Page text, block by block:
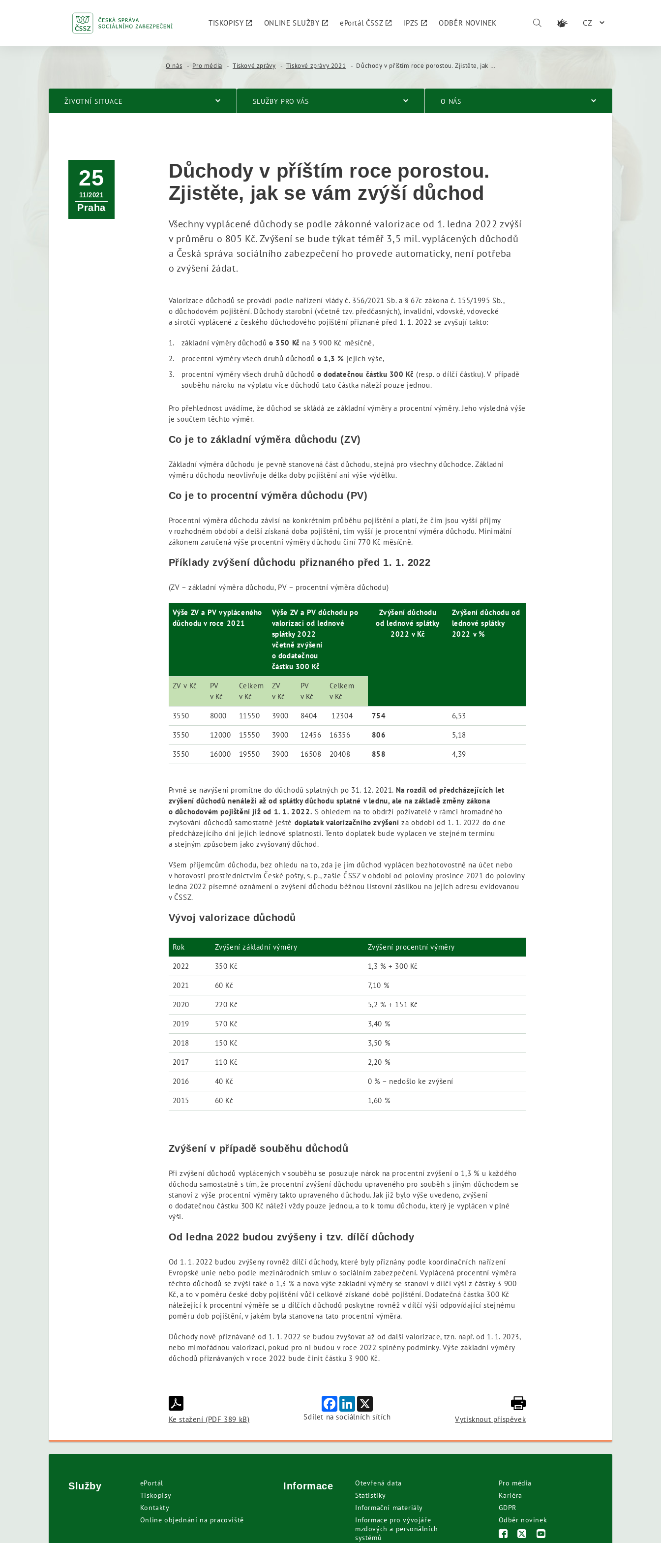
TISKOPISY ONLINE SLUŽBY ePortál ČSSZ IPZS ODBĚR NOVINEK CZ
O nás Pro média Tiskové zprávy Tiskové zprávy 2021 Důchody v příštím roce porostou. Zjistěte, jak se vám zvýší důchod
ŽIVOTNÍ SITUACE SLUŽBY PRO VÁS O NÁS
25
11/2021
Praha
Důchody v příštím roce porostou.
Zjistěte, jak se vám zvýší důchod
Všechny vyplácené důchody se podle zákonné valorizace od 1. ledna 2022 zvýší
v průměru o 805 Kč. Zvýšení se bude týkat téměř 3,5 mil. vyplácených důchodů
a Česká správa sociálního zabezpečení ho provede automaticky, není potřeba
o zvýšení žádat.
Valorizace důchodů se provádí podle nařízení vlády č. 356/2021 Sb. a § 67c zákona č. 155/1995 Sb.,
o důchodovém pojištění. Důchody starobní (včetně tzv. předčasných), invalidní, vdovské, vdovecké
a sirotčí vyplácené z českého důchodového pojištění přiznané před 1. 1. 2022 se zvyšují takto:
základní výměry důchodůo 350 Kč na 3 900 Kč měsíčně,
procentní výměry všech druhů důchodů o 1,3 % jejich výše,
procentní výměry všech druhů důchodů o dodatečnou částku 300 Kč (resp. o dílčí částku). V případě
souběhu nároku na výplatu více důchodů tato částka náleží pouze jednou.
Pro přehlednost uvádíme, že důchod se skládá ze základní výměry a procentní výměry. Jeho výsledná výše
je součtem těchto výměr.
Co je to základní výměra důchodu (ZV)
Základní výměra důchodu je pevně stanovená část důchodu, stejná pro všechny důchodce. Základní
výměru důchodu neovlivňuje délka doby pojištění ani výše výdělku.
Co je to procentní výměra důchodu (PV)
Procentní výměra důchodu závisí na konkrétním průběhu pojištění a platí, že čím jsou vyšší příjmy
v rozhodném období a delší získaná doba pojištění, tím vyšší je procentní výměra důchodu. Minimální
zákonem zaručená výše procentní výměry důchodu činí 770 Kč měsíčně.
Příklady zvýšení důchodu přiznaného před 1. 1. 2022
(ZV – základní výměra důchodu, PV – procentní výměra důchodu)
Výše ZV a PV vypláceného
důchodu v roce 2021
Výše ZV a PV důchodu po
valorizaci od lednové
splátky 2022
včetně zvýšení
o dodatečnou
částku 300 Kč
Zvýšení důchodu
od lednové splátky
2022 v Kč
Zvýšení důchodu od
lednové splátky
2022 v %
ZV v Kč
PV
v Kč
Celkem
v Kč
ZV
v Kč
PV
v Kč
Celkem
v Kč
3550 8000 11550 3900 8404 12304 754 6,53
3550 12000 15550 3900 12456 16356 806 5,18
3550 16000 19550 3900 16508 20408 858 4,39
Prvně se navýšení promítne do důchodů splatných po 31. 12. 2021. Na rozdíl od předcházejících let
zvýšení důchodů nenáleží až od splátky důchodu splatné v lednu, ale na základě změny zákona
o důchodovém pojištění již od 1. 1. 2022. S ohledem na to obdrží poživatelé v rámci hromadného
zvyšování důchodů samostatně ještě doplatek valorizačního zvýšení za období od 1. 1. 2022 do dne
předcházejícího dni jejich lednové splatnosti. Tento doplatek bude vyplacen ve stejném termínu
a stejným způsobem jako zvyšovaný důchod.
Všem příjemcům důchodu, bez ohledu na to, zda je jim důchod vyplácen bezhotovostně na účet nebo
v hotovosti prostřednictvím České pošty, s. p., zašle ČSSZ v období od poloviny prosince 2021 do poloviny
ledna 2022 písemné oznámení o zvýšení důchodu běžnou listovní zásilkou na jejich adresu evidovanou
v ČSSZ.
Vývoj valorizace důchodů
Rok Zvýšení základní výměry Zvýšení procentní výměry
2022 350 Kč 1,3 % + 300 Kč
2021 60 Kč 7,10 %
2020 220 Kč 5,2 % + 151 Kč
2019 570 Kč 3,40 %
2018 150 Kč 3,50 %
2017 110 Kč 2,20 %
2016 40 Kč 0 % – nedošlo ke zvýšení
2015 60 Kč 1,60 %
Zvýšení v případě souběhu důchodů
Při zvýšení důchodů vyplácených v souběhu se posuzuje nárok na procentní zvýšení o 1,3 % u každého
důchodu samostatně s tím, že procentní zvýšení důchodu upraveného pro souběh s jiným důchodem se
stanoví z výše procentní výměry takto upraveného důchodu. Jak již bylo výše uvedeno, zvýšení
o dodatečnou částku 300 Kč náleží vždy pouze jednou, a to k tomu důchodu, který je vyplácen v plné
výši.
Od ledna 2022 budou zvýšeny i tzv. dílčí důchody
Od 1. 1. 2022 budou zvýšeny rovněž dílčí důchody, které byly přiznány podle koordinačních nařízení
Evropské unie nebo podle mezinárodních smluv o sociálním zabezpečení. Vyplácená procentní výměra
těchto důchodů se zvýší také o 1,3 % a nová výše základní výměry se stanoví v dílčí výši z částky 3 900
Kč, a to v poměru české doby pojištění vůči celkově získané době pojištění. Dodatečná částka 300 Kč
náležející k procentní výměře se u dílčích důchodů poskytne rovněž v dílčí výši odpovídající stejnému
poměru dob pojištění, v jakém byla stanovena tato procentní výměra.
Důchody nově přiznávané od 1. 1. 2022 se budou zvyšovat až od další valorizace, tzn. např. od 1. 1. 2023,
nebo mimořádnou valorizací, pokud pro ni budou v roce 2022 splněny podmínky. Výše základní výměry
důchodů přiznávaných v roce 2022 bude činit částku 3 900 Kč.
Ke stažení (PDF 389 kB)
Facebook
LinkedIn
X
Sdílet na sociálních sítích
Vytisknout příspěvek
Služby
ePortál
Tiskopisy
Kontakty
Online objednání na pracoviště
Informace
Otevřená data
Statistiky
Informační materiály
Informace pro vývojáře
mzdových a personálních
systémů
Pro média
Kariéra
GDPR
Odběr novinek